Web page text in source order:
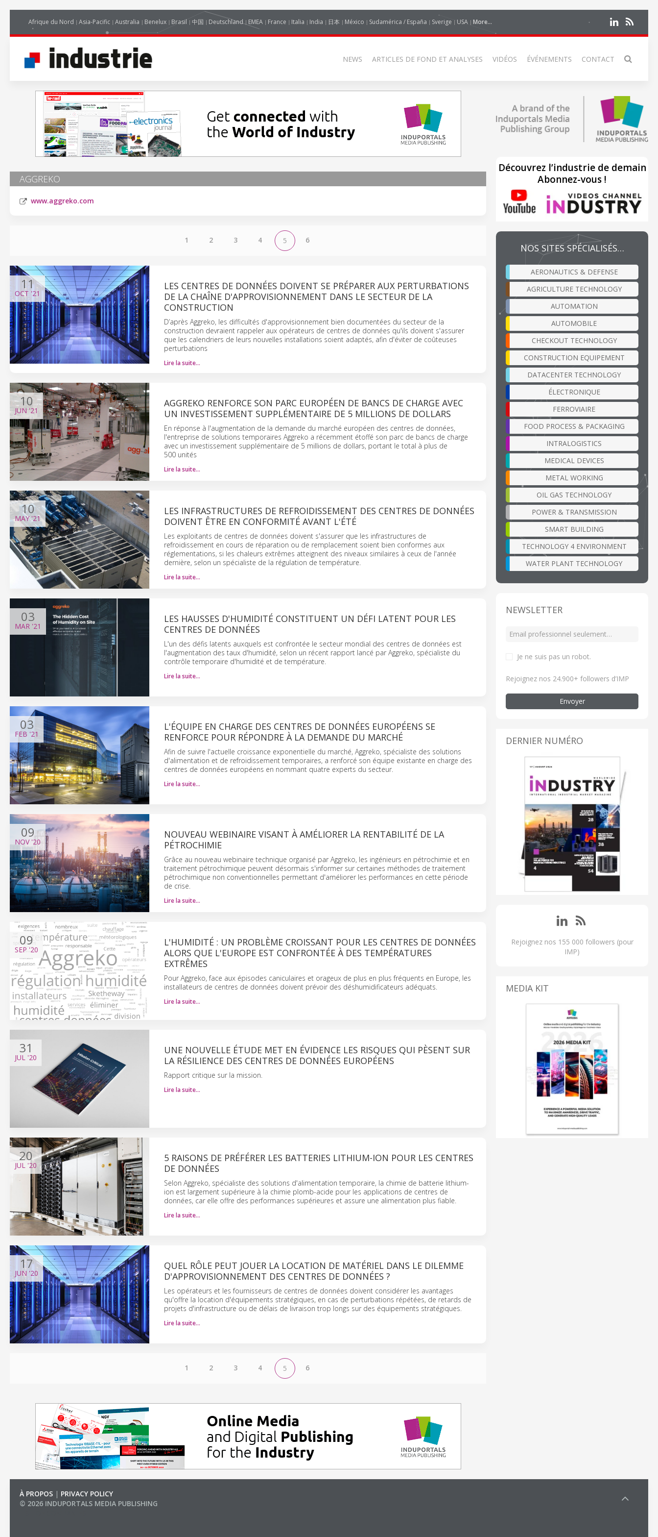
Afrique du Nord Asia-Pacific Australia Benelux Brasil 中国 Deutschland EMEA France Italia India 日本 México Sudamérica / España Sverige USA More...
NEWS ARTICLES DE FOND ET ANALYSES VIDÉOS ÉVÉNEMENTS CONTACT
AGGREKO
www.aggreko.com
1 2 3 4 5 6
11
OCT '21
LES CENTRES DE DONNÉES DOIVENT SE PRÉPARER AUX PERTURBATIONS
DE LA CHAÎNE D'APPROVISIONNEMENT DANS LE SECTEUR DE LA
CONSTRUCTION
D’après Aggreko, les difficultés d'approvisionnement bien documentées du secteur de la
construction devraient rappeler aux opérateurs de centres de données qu'ils doivent s'assurer
que les calendriers de leurs nouvelles installations soient adaptés, afin d'éviter de coûteuses
perturbations
Lire la suite…
10
JUN '21
AGGREKO RENFORCE SON PARC EUROPÉEN DE BANCS DE CHARGE AVEC
UN INVESTISSEMENT SUPPLÉMENTAIRE DE 5 MILLIONS DE DOLLARS
En réponse à l'augmentation de la demande du marché européen des centres de données,
l'entreprise de solutions temporaires Aggreko a récemment étoffé son parc de bancs de charge
avec un investissement supplémentaire de 5 millions de dollars, portant le total à plus de
500 unités
Lire la suite…
10
MAY'21
LES INFRASTRUCTURES DE REFROIDISSEMENT DES CENTRES DE DONNÉES
DOIVENT ÊTRE EN CONFORMITÉ AVANT L'ÉTÉ
Les exploitants de centres de données doivent s'assurer que les infrastructures de
refroidissement en cours de réparation ou de remplacement soient bien conformes aux
réglementations, si les chaleurs extrêmes atteignent des niveaux similaires à ceux de l'année
dernière, selon un spécialiste de la régulation de température.
Lire la suite…
03
MAR '21
LES HAUSSES D'HUMIDITÉ CONSTITUENT UN DÉFI LATENT POUR LES
CENTRES DE DONNÉES
L'un des défis latents auxquels est confrontée le secteur mondial des centres de données est
l'augmentation des taux d'humidité, selon un récent rapport lancé par Aggreko, spécialiste du
contrôle temporaire d'humidité et de température.
Lire la suite…
03
FEB '21
L'ÉQUIPE EN CHARGE DES CENTRES DE DONNÉES EUROPÉENS SE
RENFORCE POUR RÉPONDRE À LA DEMANDE DU MARCHÉ
Afin de suivre l'actuelle croissance exponentielle du marché, Aggreko, spécialiste des solutions
d'alimentation et de refroidissement temporaires, a renforcé son équipe existante en charge des
centres de données européens en nommant quatre experts du secteur.
Lire la suite…
09
NOV'20
NOUVEAU WEBINAIRE VISANT À AMÉLIORER LA RENTABILITÉ DE LA
PÉTROCHIMIE
Grâce au nouveau webinaire technique organisé par Aggreko, les ingénieurs en pétrochimie et en
traitement pétrochimique peuvent désormais s'informer sur certaines méthodes de traitement
pétrochimique non conventionnelles permettant d'améliorer les performances en cette période
de crise.
Lire la suite…
09
SEP '20
L'HUMIDITÉ : UN PROBLÈME CROISSANT POUR LES CENTRES DE DONNÉES
ALORS QUE L'EUROPE EST CONFRONTÉE À DES TEMPÉRATURES
EXTRÊMES
Pour Aggreko, face aux épisodes caniculaires et orageux de plus en plus fréquents en Europe, les
installateurs de centres de données doivent prévoir des déshumidificateurs adéquats.
Lire la suite…
31
JUL '20
UNE NOUVELLE ÉTUDE MET EN ÉVIDENCE LES RISQUES QUI PÈSENT SUR
LA RÉSILIENCE DES CENTRES DE DONNÉES EUROPÉENS
Rapport critique sur la mission.
Lire la suite…
20
JUL '20
5 RAISONS DE PRÉFÉRER LES BATTERIES LITHIUM-ION POUR LES CENTRES
DE DONNÉES
Selon Aggreko, spécialiste des solutions d'alimentation temporaire, la chimie de batterie lithium-
ion est largement supérieure à la chimie plomb-acide pour les applications de centres de
données, car elle offre des performances supérieures et assure une alimentation plus fiable.
Lire la suite…
17
JUN '20
QUEL RÔLE PEUT JOUER LA LOCATION DE MATÉRIEL DANS LE DILEMME
D'APPROVISIONNEMENT DES CENTRES DE DONNÉES ?
Les opérateurs et les fournisseurs de centres de données doivent considérer les avantages
qu'offre la location d'équipements stratégiques, en cas de perturbations répétées, de retards de
projets d'infrastructure ou de délais de livraison trop longs sur des équipements stratégiques.
Lire la suite…
1 2 3 4 5 6
Découvrez l’industrie de demain
Abonnez-vous !
NOS SITES SPÉCIALISÉS…
AERONAUTICS & DEFENSE
AGRICULTURE TECHNOLOGY
AUTOMATION
AUTOMOBILE
CHECKOUT TECHNOLOGY
CONSTRUCTION EQUIPEMENT
DATACENTER TECHNOLOGY
ÉLECTRONIQUE
FERROVIAIRE
FOOD PROCESS & PACKAGING
INTRALOGISTICS
MEDICAL DEVICES
METAL WORKING
OIL GAS TECHNOLOGY
POWER & TRANSMISSION
SMART BUILDING
TECHNOLOGY 4 ENVIRONMENT
WATER PLANT TECHNOLOGY
NEWSLETTER
Je ne suis pas un robot.
Rejoignez nos 24.900+ followers d’IMP
Envoyer
DERNIER NUMÉRO
Rejoignez nos 155 000 followers (pour
IMP)
MEDIA KIT
À PROPOS | PRIVACY POLICY
© 2026 INDUPORTALS MEDIA PUBLISHING